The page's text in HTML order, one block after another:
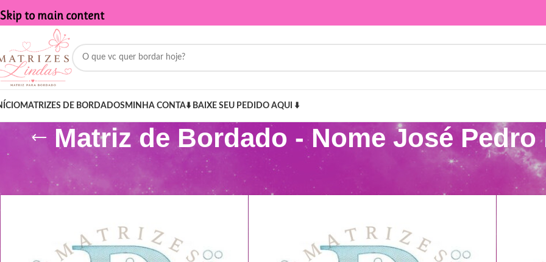
Skip to main content
MATRIZES DE BORDADOSMINHA CONTA⬇️ BAIXE SEU PEDIDO AQUI ⬇️
Matriz de Bordado - Nome José
Produtos marcados com a tag “Matriz de Bordado - Nome José Pedro Fundo do Mar”